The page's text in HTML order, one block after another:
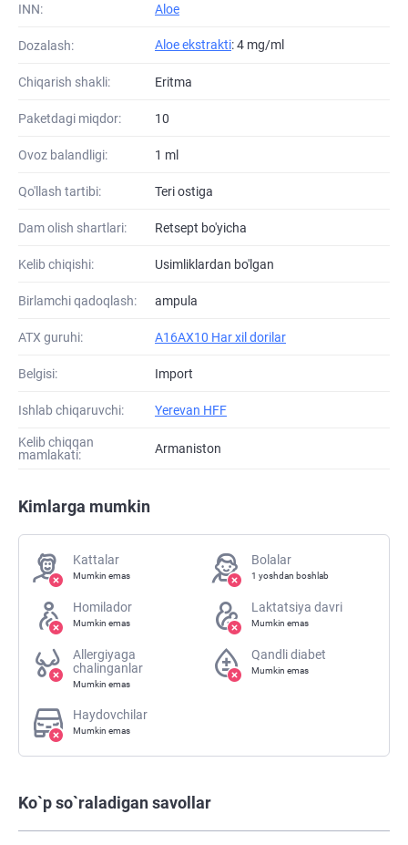
INN: Aloe
Dozalash: Aloe ekstrakti: 4 mg/ml
Chiqarish shakli: Eritma
Paketdagi miqdor: 10
Ovoz balandligi: 1 ml
Qo'llash tartibi: Teri ostiga
Dam olish shartlari: Retsept bo'yicha
Kelib chiqishi: Usimliklardan bo'lgan
Birlamchi qadoqlash: ampula
ATХ guruhi: A16AX10 Har xil dorilar
Belgisi: Import
Ishlab chiqaruvchi: Yerevan HFF
Kelib chiqqan
mamlakati:
Armaniston
Kimlarga mumkin
Kattalar
Mumkin emas
Bolalar
1 yoshdan boshlab
Homilador
Mumkin emas
Laktatsiya davri
Mumkin emas
Allergiyaga
chalinganlar
Mumkin emas
Qandli diabet
Mumkin emas
Haydovchilar
Mumkin emas
Ko`p so`raladigan savollar